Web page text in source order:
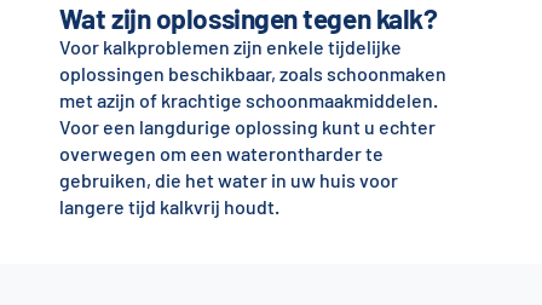
Wat zijn oplossingen tegen kalk?
Voor kalkproblemen zijn enkele tijdelijke
oplossingen beschikbaar, zoals schoonmaken
met azijn of krachtige schoonmaakmiddelen.
Voor een langdurige oplossing kunt u echter
overwegen om een waterontharder te
gebruiken, die het water in uw huis voor
langere tijd kalkvrij houdt.